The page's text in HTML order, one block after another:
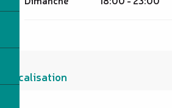
Localisation